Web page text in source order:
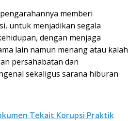
memberi
untuk menjadikan segala
dengan menjaga
lain namun menang atau kalah
persahabatan dan
sekaligus sarana hiburan
Tekait Korupsi Praktik